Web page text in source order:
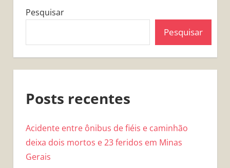
Pesquisar
Pesquisar
Posts recentes
Acidente entre ônibus de fiéis e caminhão
deixa dois mortos e 23 feridos em Minas
Gerais